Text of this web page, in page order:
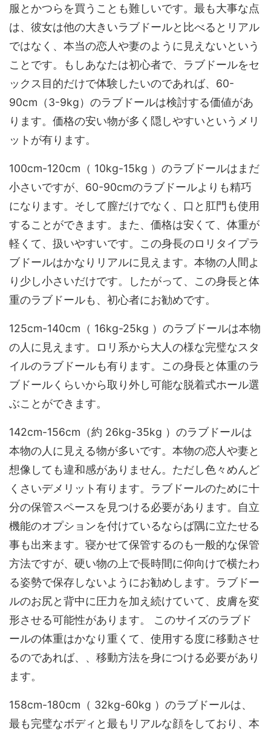
服とかつらを買うことも難しいです。最も大事な点
は、彼女は他の大きいラブドールと比べるとリアル
ではなく、本当の恋人や妻のように見えないという
ことです。もしあなたは初心者で、ラブドールをセ
ックス目的だけで体験したいのであれば、60-
90cm（3-9kg）のラブドールは検討する価値があ
ります。価格の安い物が多く隠しやすいというメリ
ットが有ります。
100cm-120cm（ 10kg-15kg ）のラブドールはまだ
小さいですが、60-90cmのラブドールよりも精巧
になります。そして膣だけでなく、口と肛門も使用
することができます。また、価格は安くて、体重が
軽くて、扱いやすいです。この身長のロリタイプラ
ブドールはかなりリアルに見えます。本物の人間よ
り少し小さいだけです。したがって、この身長と体
重のラブドールも、初心者にお勧めです。
125cm-140cm（ 16kg-25kg ）のラブドールは本物
の人に見えます。ロリ系から大人の様な完璧なスタ
イルのラブドールも有ります。この身長と体重のラ
ブドールくらいから取り外し可能な脱着式ホール選
ぶことができます。
142cm-156cm（約 26kg-35kg ）のラブドールは
本物の人に見える物が多いです。本物の恋人や妻と
想像しても違和感がありません。ただし色々めんど
くさいデメリット有ります。ラブドールのために十
分の保管スペースを見つける必要があります。自立
機能のオプションを付けているならば隅に立たせる
事も出来ます。寝かせて保管するのも一般的な保管
方法ですが、硬い物の上で長時間に仰向けで横たわ
る姿勢で保存しないようにお勧めします。ラブドー
ルのお尻と背中に圧力を加え続けていて、皮膚を変
形させる可能性があります。 このサイズのラブド
ールの体重はかなり重くて、使用する度に移動させ
るのであれば、、移動方法を身につける必要があり
ます。
158cm-180cm（ 32kg-60kg ）のラブドールは、
最も完璧なボディと最もリアルな顔をしており、本